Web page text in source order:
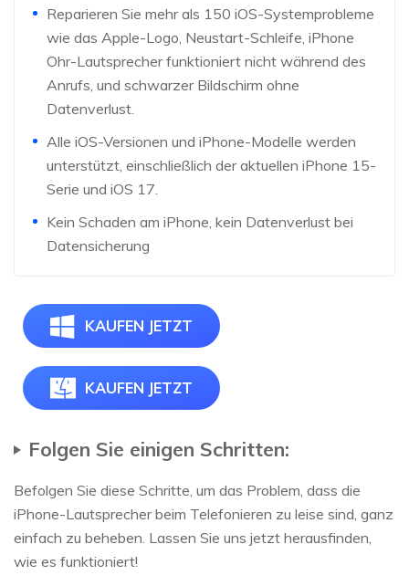
Reparieren Sie mehr als 150 iOS-Systemprobleme
wie das Apple-Logo, Neustart-Schleife, iPhone
Ohr-Lautsprecher funktioniert nicht während des
Anrufs, und schwarzer Bildschirm ohne
Datenverlust.
Alle iOS-Versionen und iPhone-Modelle werden
unterstützt, einschließlich der aktuellen iPhone 15-
Serie und iOS 17.
Kein Schaden am iPhone, kein Datenverlust bei
Datensicherung
KAUFEN JETZT
KAUFEN JETZT
Folgen Sie einigen Schritten:
Befolgen Sie diese Schritte, um das Problem, dass die
iPhone-Lautsprecher beim Telefonieren zu leise sind, ganz
einfach zu beheben. Lassen Sie uns jetzt herausfinden,
wie es funktioniert!